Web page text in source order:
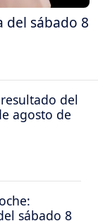
del sábado 8
del
agosto de
sábado 8